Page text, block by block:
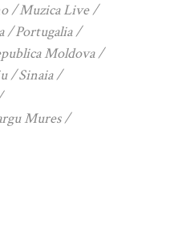
Muzica Live
Portugalia
Moldova
Sinaia
Mures